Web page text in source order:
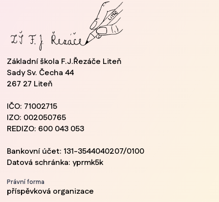
Základní škola F.J.Řezáče Liteň
Sady Sv. Čecha 44
267 27 Liteň
IČO: 71002715
IZO: 002050765
REDIZO: 600 043 053
Bankovní účet: 131-3544040207/0100
Datová schránka: yprmk5k
Právní forma
příspěvková organizace